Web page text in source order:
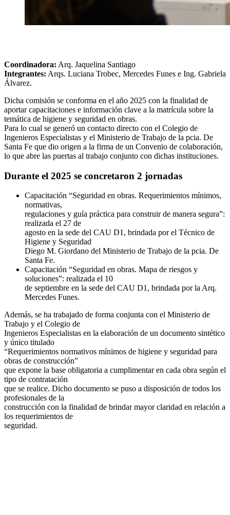
Coordinadora: Arq. Jaquelina Santiago
Integrantes: Arqs. Luciana Trobec, Mercedes Funes e Ing. Gabriela
Álvarez.
Dicha comisión se conforma en el año 2025 con la finalidad de
aportar capacitaciones e información clave a la matrícula sobre la
temática de higiene y seguridad en obras.
Para lo cual se generó un contacto directo con el Colegio de
Ingenieros Especialistas y el Ministerio de Trabajo de la pcia. De
Santa Fe que dio origen a la firma de un Convenio de colaboración,
lo que abre las puertas al trabajo conjunto con dichas instituciones.
Durante el 2025 se concretaron 2 jornadas
Capacitación “Seguridad en obras. Requerimientos mínimos,
normativas,
regulaciones y guía práctica para construir de manera segura”:
realizada el 27 de
agosto en la sede del CAU D1, brindada por el Técnico de
Higiene y Seguridad
Diego M. Giordano del Ministerio de Trabajo de la pcia. De
Santa Fe.
Capacitación “Seguridad en obras. Mapa de riesgos y
soluciones”: realizada el 10
de septiembre en la sede del CAU D1, brindada por la Arq.
Mercedes Funes.
Además, se ha trabajado de forma conjunta con el Ministerio de
Trabajo y el Colegio de
Ingenieros Especialistas en la elaboración de un documento sintético
y único titulado
“Requerimientos normativos mínimos de higiene y seguridad para
obras de construcción”
que expone la base obligatoria a cumplimentar en cada obra según el
tipo de contratación
que se realice. Dicho documento se puso a disposición de todos los
profesionales de la
construcción con la finalidad de brindar mayor claridad en relación a
los requerimientos de
seguridad.